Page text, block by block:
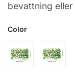
bevattning
Color